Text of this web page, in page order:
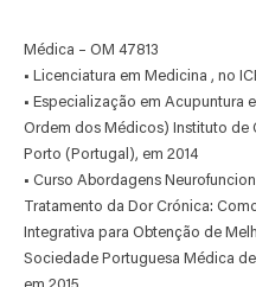
Médica – OM 47813
• Licenciatura em Medicina , no
• Especialização em Acupuntura
Ordem dos Médicos) Instituto de
Porto (Portugal), em 2014
• Curso Abordagens
Tratamento da Dor Crónica:
Integrativa para Obtenção de
Sociedade Portuguesa Médica